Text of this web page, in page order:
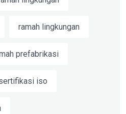
ramah lingkungan
prefabrikasi
iso